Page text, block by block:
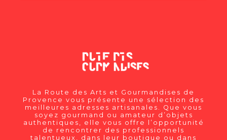
La Route des Arts et Gourmandises de
Provence vous présente une sélection des
meilleures adresses artisanales. Que vous
soyez gourmand ou amateur d’objets
authentiques, elle vous offre l’opportunité
de rencontrer des professionnels
talentueux, dans leur boutique ou dans